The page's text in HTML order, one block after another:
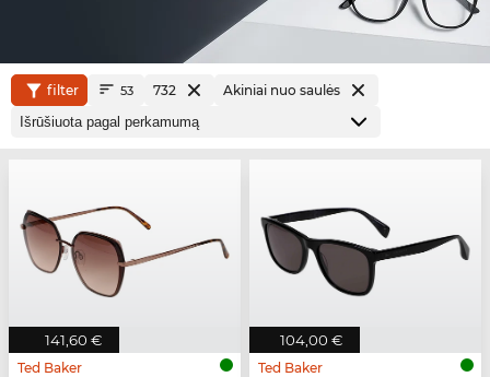
filter 53 732 Akiniai nuo saulės
141,60 €
Ted Baker
104,00 €
Ted Baker